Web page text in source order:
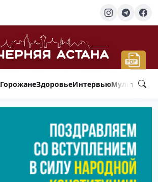
ГорожанеЗдоровьеИнтервью